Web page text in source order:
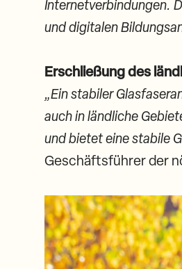
Internetverbindungen.
und digitalen
Erschließung des
„Ein stabiler
auch in ländliche
und bietet eine stabile
Geschäftsführer der